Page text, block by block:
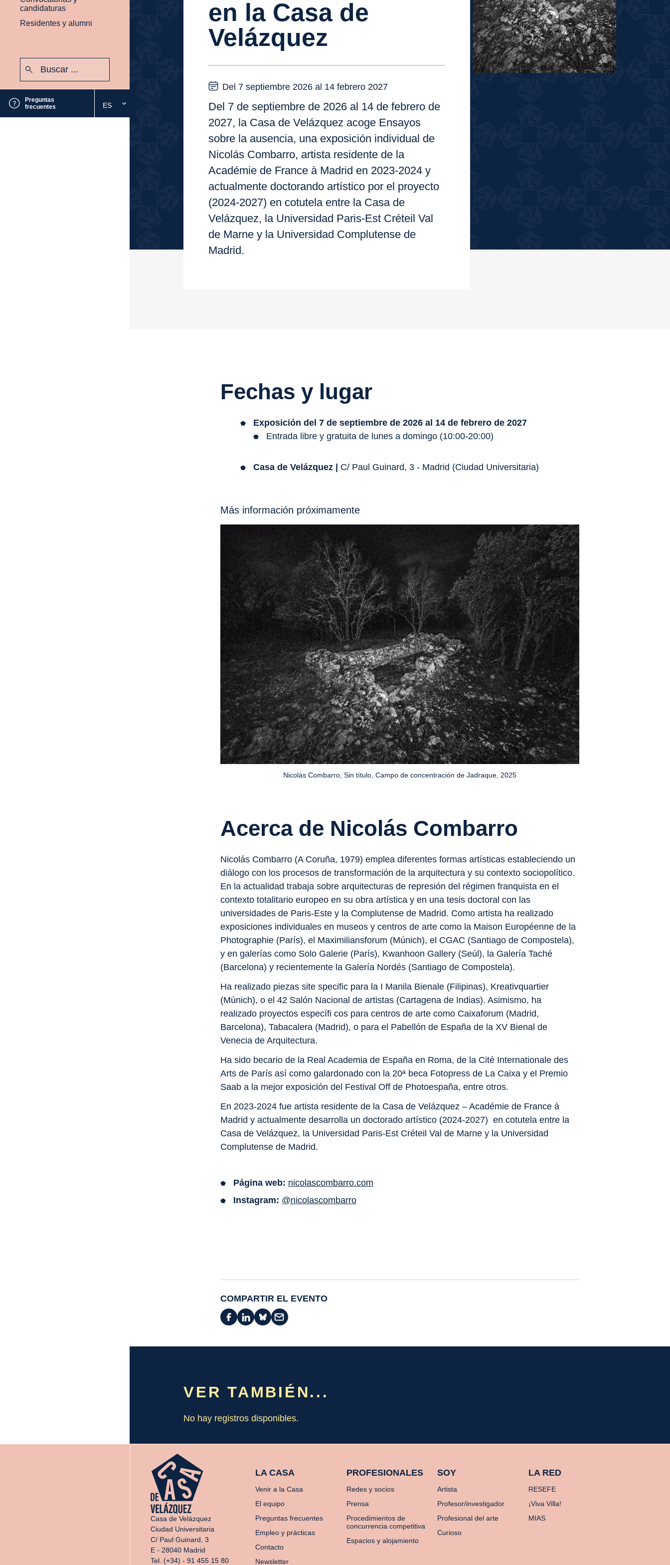
candidaturas
Residentes y alumni
Preguntas
frecuentes
Seleccione
el
ES
en la Casa de
Velázquez
Del 7 septiembre 2026 al 14 febrero 2027
Del 7 de septiembre de 2026 al 14 de febrero de
2027, la Casa de Velázquez acoge Ensayos
sobre la ausencia, una exposición individual de
Nicolás Combarro, artista residente de la
Académie de France à Madrid en 2023-2024y
actualmente doctorando artístico por el proyecto
(2024-2027) en cotutela entre la Casa de
Velázquez, la Universidad Paris-Est Créteil Val
de Marne y la Universidad Complutense de
Madrid.
Fechas y lugar
Exposición del 7 de septiembre de 2026 al 14 de febrero de 2027
Entrada libre y gratuita de lunes a domingo (10:00-20:00)
Casa de Velázquez | C/ Paul Guinard, 3 - Madrid (Ciudad Universitaria)
Más información próximamente
Nicolás Combarro, Sin título, Campo de concentración de Jadraque, 2025
Acerca de Nicolás Combarro
Nicolás Combarro (A Coruña, 1979) emplea diferentes formas artísticas estableciendo un
diálogo con los procesos de transformación de la arquitectura y su contexto sociopolítico.
En la actualidad trabaja sobre arquitecturas de represión del régimen franquista en el
contexto totalitario europeo en su obra artística y en una tesis doctoral con las
universidades de Paris-Este y la Complutense de Madrid. Como artista ha realizado
exposiciones individuales en museos y centros de arte como la Maison Européenne de la
Photographie (París), el Maximiliansforum (Múnich), el CGAC (Santiago de Compostela),
y en galerías como Solo Galerie (París), Kwanhoon Gallery (Seúl), la Galería Taché
(Barcelona) y recientemente la Galería Nordés (Santiago de Compostela).
Ha realizado piezas site specific para la I Manila Bienale (Filipinas), Kreativquartier
(Múnich), o el 42 Salón Nacional de artistas (Cartagena de Indias). Asimismo, ha
realizado proyectos específi cos para centros de arte como Caixaforum (Madrid,
Barcelona), Tabacalera (Madrid), o para el Pabellón de España de la XV Bienal de
Venecia de Arquitectura.
Ha sido becario de la Real Academia de España en Roma, de la Cité Internationale des
Arts de París así como galardonado con la 20ª beca Fotopress de La Caixa y el Premio
Saab a la mejor exposición del Festival Off de Photoespaña, entre otros.
En 2023-2024 fue artista residente de la Casa de Velázquez – Académie de France à
Madrid y actualmente desarrolla un doctorado artístico (2024-2027) en cotutela entre la
Casa de Velázquez, la Universidad Paris-Est Créteil Val de Marne y la Universidad
Complutense de Madrid.
Página web: nicolascombarro.com
Instagram: @nicolascombarro
COMPARTIR EL EVENTO
VER TAMBIÉN...
No hay registros disponibles.
Casa de Velázquez
Ciudad Universitaria
C/ Paul Guinard, 3
E - 28040 Madrid
Tel. (+34) - 91 455 15 80
LA CASA
Venir a la Casa
El equipo
Preguntas frecuentes
Empleo y prácticas
Contacto
Newsletter
PROFESIONALES
Redes y socios
Prensa
Procedimientos de
concurrencia competitiva
Espacios y alojamiento
SOY
Artista
Profesor/investigador
Profesional del arte
Curioso
LA RED
RESEFE
¡Viva Villa!
MIAS